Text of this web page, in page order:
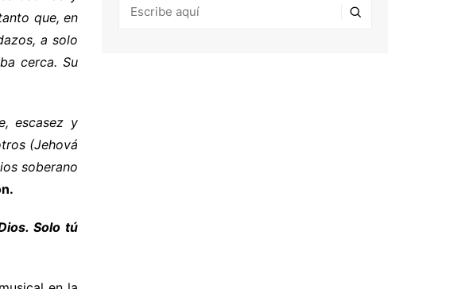
que, en
a solo
cerca. Su
escasez y
(Jehová
soberano
Solo tú